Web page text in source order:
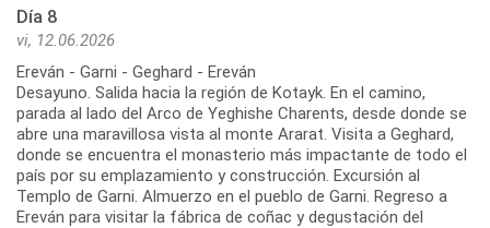
Día 8
vi, 12.06.2026
Ereván - Garni - Geghard - Ereván
Desayuno. Salida hacia la región de Kotayk. En el camino,
parada al lado del Arco de Yeghishe Charents, desde donde se
abre una maravillosa vista al monte Ararat. Visita a Geghard,
donde se encuentra el monasterio más impactante de todo el
país por su emplazamiento y construcción. Excursión al
Templo de Garni. Almuerzo en el pueblo de Garni. Regreso a
Ereván para visitar la fábrica de coñac y degustación del